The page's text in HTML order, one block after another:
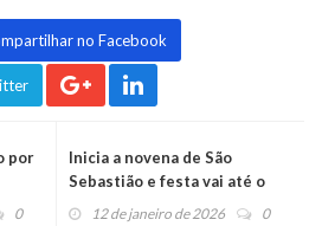
no Facebook
por
0
Inicia a novena de São
Sebastião e festa vai até o
feriado do dia 20
12 de janeiro de 2026 0